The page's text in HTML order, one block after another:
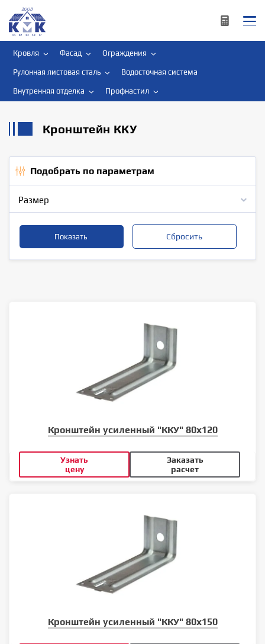
Кровля Фасад Ограждения
Рулонная листовая сталь Водосточная система
Внутренняя отделка Профнастил
Кронштейн ККУ
Подобрать по параметрам
Размер
Кронштейн усиленный "ККУ" 80х120
Узнать
цену
Заказать
расчет
Кронштейн усиленный "ККУ" 80х150